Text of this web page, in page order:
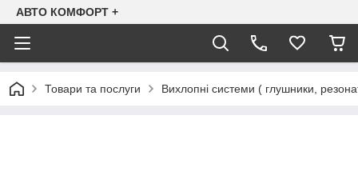
АВТО КОМФОРТ +
Товари та послуги Вихлопні системи ( глушники,